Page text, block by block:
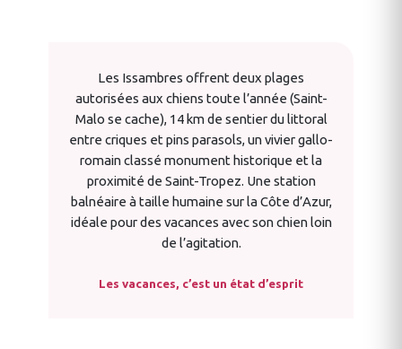
Les Issambres offrent deux plages
autorisées aux chiens toute l’année (Saint-
Malo se cache), 14 km de sentier du littoral
entre criques et pins parasols, un vivier gallo-
romain classé monument historique et la
proximité de Saint-Tropez. Une station
balnéaire à taille humaine sur la Côte d’Azur,
idéale pour des vacances avec son chien loin
de l’agitation.
Les vacances, c’est un état d’esprit